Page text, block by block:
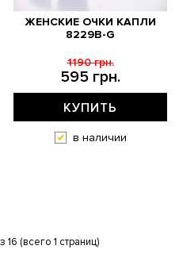
ЖЕНСКИЕ ОЧКИ КАПЛИ
8229B-G
595 грн.
1190 грн.
КУПИТЬ
в наличии
16 (всего 1 страниц)